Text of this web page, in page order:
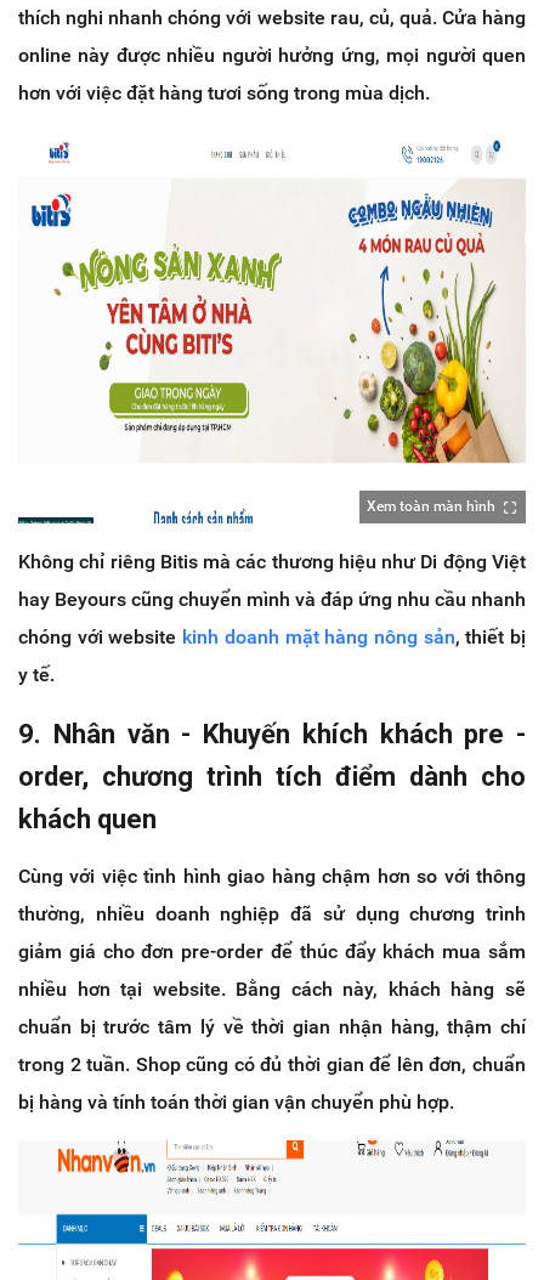
thích nghi nhanh chóng với website rau, củ, quả. Cửa hàng
online này được nhiều người hưởng ứng, mọi người quen
hơn với việc đặt hàng tươi sống trong mùa dịch.
Xem toàn màn hình
Không chỉ riêng Bitis mà các thương hiệu như Di động Việt
hay Beyours cũng chuyển mình và đáp ứng nhu cầu nhanh
chóng với website kinh doanh mặt hàng nông sản, thiết bị
y tế.
9. Nhân văn - Khuyến khích khách pre -
order, chương trình tích điểm dành cho
khách quen
Cùng với việc tình hình giao hàng chậm hơn so với thông
thường, nhiều doanh nghiệp đã sử dụng chương trình
giảm giá cho đơn pre-order để thúc đẩy khách mua sắm
nhiều hơn tại website. Bằng cách này, khách hàng sẽ
chuẩn bị trước tâm lý về thời gian nhận hàng, thậm chí
trong 2 tuần. Shop cũng có đủ thời gian để lên đơn, chuẩn
bị hàng và tính toán thời gian vận chuyển phù hợp.